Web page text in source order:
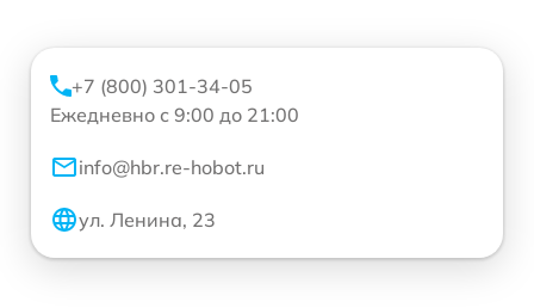
+7 (800) 301-34-05
Ежедневно с 9:00 до 21:00
info@hbr.re-hobot.ru
ул. Ленина, 23